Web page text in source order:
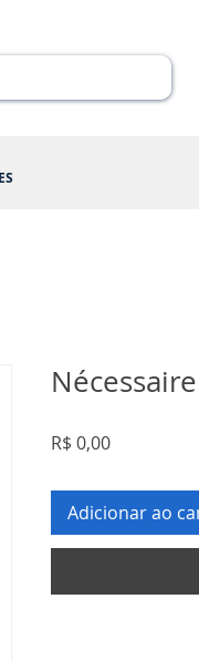
R$ 0,00Preço
Adicionar ao